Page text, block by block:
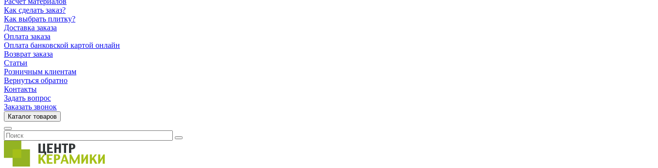
Как сделать заказ?
Как выбрать плитку?
Доставка заказа
Оплата заказа
Оплата банковской картой онлайн
Возврат заказа
Статьи
Розничным клиентам
Вернуться обратно
Контакты
Задать вопрос
Заказать звонок
Каталог товаров